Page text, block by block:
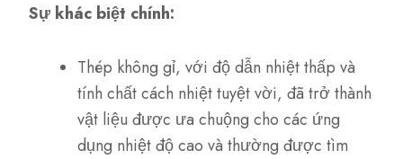
Sự khác biệt chính:
Thép không gỉ, với độ dẫn nhiệt thấp và
tính chất cách nhiệt tuyệt vời, đã trở thành
vật liệu được ưa chuộng cho các ứng
dụng nhiệt độ cao và thường được tìm